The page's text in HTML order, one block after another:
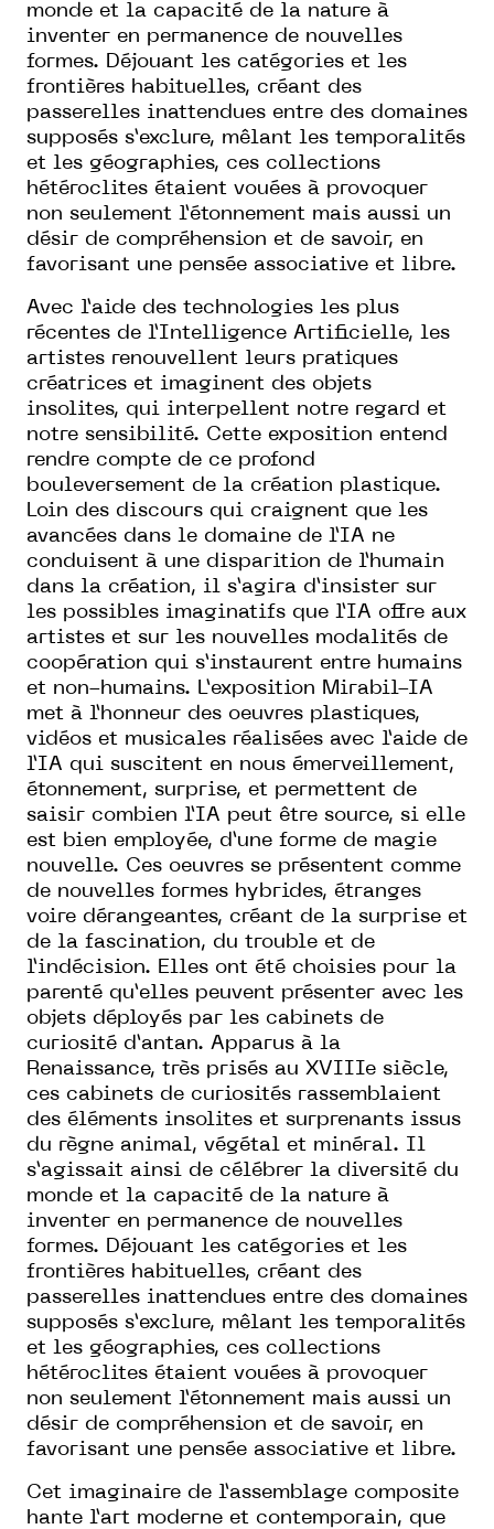
monde et la capacité de la nature à
inventer en permanence de nouvelles
formes. Déjouant les catégories et les
frontières habituelles, créant des
passerelles inattendues entre des domaines
supposés s’exclure, mêlant les temporalités
et les géographies, ces collections
hétéroclites étaient vouées à provoquer
non seulement l’étonnement mais aussi un
désir de compréhension et de savoir, en
favorisant une pensée associative et libre.
Avec l’aide des technologies les plus
récentes de l’Intelligence Artificielle, les
artistes renouvellent leurs pratiques
créatrices et imaginent des objets
insolites, qui interpellent notre regard et
notre sensibilité. Cette exposition entend
rendre compte de ce profond
bouleversement de la création plastique.
Loin des discours qui craignent que les
avancées dans le domaine de l’IA ne
conduisent à une disparition de l’humain
dans la création, il s’agira d’insister sur
les possibles imaginatifs que l’IA offre aux
artistes et sur les nouvelles modalités de
coopération qui s’instaurent entre humains
et non-humains. L’exposition Mirabil-IA
met à l’honneur des oeuvres plastiques,
vidéos et musicales réalisées avec l’aide de
l’IA qui suscitent en nous émerveillement,
étonnement, surprise, et permettent de
saisir combien l’IA peut être source, si elle
est bien employée, d’une forme de magie
nouvelle. Ces oeuvres se présentent comme
de nouvelles formes hybrides, étranges
voire dérangeantes, créant de la surprise et
de la fascination, du trouble et de
l’indécision. Elles ont été choisies pour la
parenté qu’elles peuvent présenter avec les
objets déployés par les cabinets de
curiosité d’antan. Apparus à la
Renaissance, très prisés au XVIIIe siècle,
ces cabinets de curiosités rassemblaient
des éléments insolites et surprenants issus
du règne animal, végétal et minéral. Il
s’agissait ainsi de célébrer la diversité du
monde et la capacité de la nature à
inventer en permanence de nouvelles
formes. Déjouant les catégories et les
frontières habituelles, créant des
passerelles inattendues entre des domaines
supposés s’exclure, mêlant les temporalités
et les géographies, ces collections
hétéroclites étaient vouées à provoquer
non seulement l’étonnement mais aussi un
désir de compréhension et de savoir, en
favorisant une pensée associative et libre.
Cet imaginaire de l’assemblage composite
hante l’art moderne et contemporain, que